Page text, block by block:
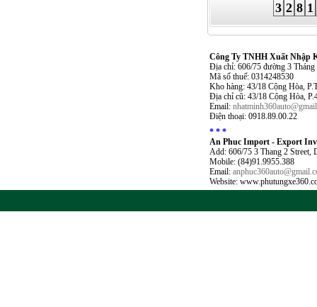
3 2 8 1
Công Ty TNHH Xuất Nhập
Địa chỉ: 606/75 đường 3
Mã số thuế: 0314248530
Kho hàng: 43/18 Cộng Hòa,
Địa chỉ cũ: 43/18 Cộng Hòa,
Email:
Điện thoại: 0918.89.00.22
* * *
An Phuc Import - Export
Add: 606/75 3 Thang 2 Street,
Mobile: (84)91.9955.388
Email:
Website: